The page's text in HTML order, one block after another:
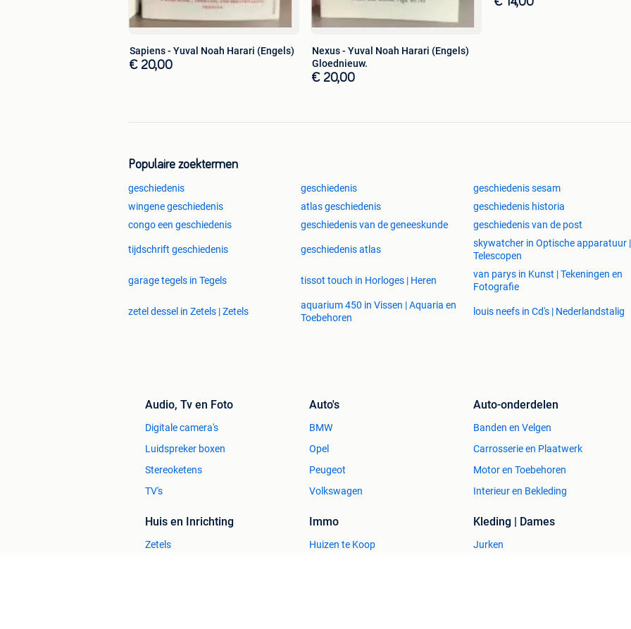
Sapiens - Yuval Noah Harari (Engels)
€ 20,00
Nexus - Yuval Noah Harari (Engels)
Gloednieuw.
€ 20,00
Populaire zoektermen
geschiedenis geschiedenis
geschiedenis sesam
wingene geschiedenis
atlas geschiedenis
geschiedenis historia
congo een geschiedenis
geschiedenis van de geneeskunde geschiedenis van de post
tijdschrift geschiedenis geschiedenis atlas
skywatcher in Optische apparatuur |
Telescopen
garage tegels in Tegels tissot touch in Horloges | Heren
van parys in Kunst | Tekeningen en
Fotografie
zetel dessel in Zetels | Zetels
aquarium 450 in Vissen | Aquaria en
Toebehoren
louis neefs in Cd's | Nederlandstalig
Audio, Tv en Foto
Digitale camera's
Luidspreker boxen
Stereoketens
TV's
Auto's
BMW
Opel
Peugeot
Volkswagen
Auto-onderdelen
Banden en Velgen
Carrosserie en Plaatwerk
Motor en Toebehoren
Interieur en Bekleding
Huis en Inrichting
Zetels
Immo
Huizen te Koop
Kleding | Dames
Jurken